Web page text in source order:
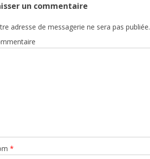
un commentaire
adresse de messagerie ne sera pas publiée.
*